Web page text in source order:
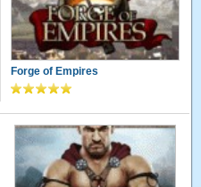
Forge of Empires